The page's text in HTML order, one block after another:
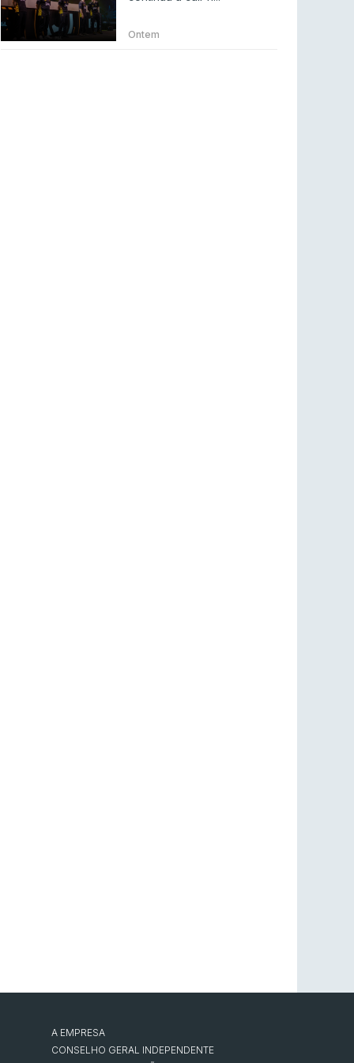
Betclic renova parceria com a RTP Arena para
a época 2026/27
Ontem
A EMPRESA
CONSELHO GERAL INDEPENDENTE